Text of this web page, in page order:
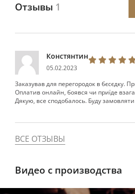
Отзывы 1
Констянтин
05.02.2023
Заказував для перегородок в бєсєдку.
Оплатив онлайн, боявся чи приїде
Дякую, все сподобалось. Буду
ВСЕ ОТЗЫВЫ
Видео с производства